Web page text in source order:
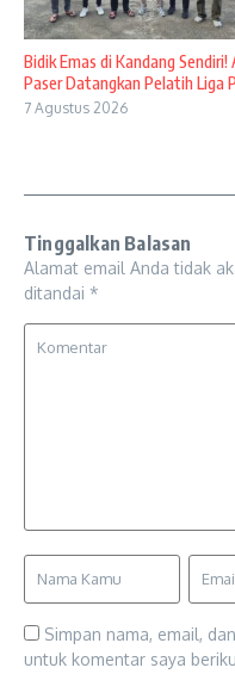
Bidik Emas di Kandang Sendiri!
Paser Datangkan Pelatih Liga
7 Agustus 2026
Tinggalkan Balasan
Alamat email Anda tidak
ditandai *
Simpan nama, email,
untuk komentar saya